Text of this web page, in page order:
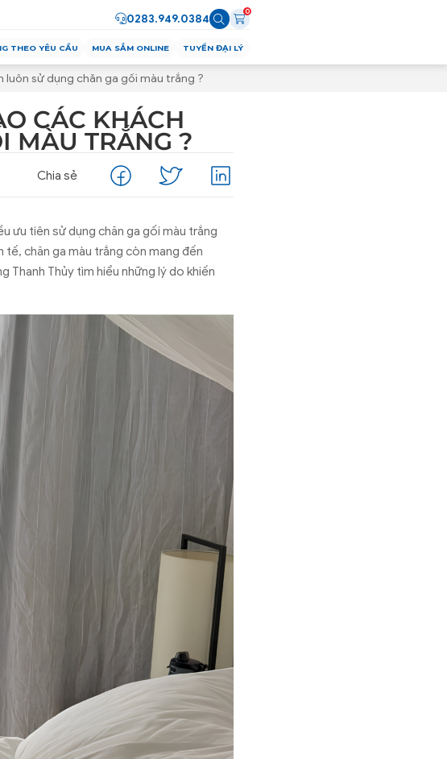
0283.949.0384
0
THEO YÊU CẦU MUA SẮM ONLINE TUYỂN ĐẠI LÝ
luôn sử dụng chăn ga gối màu trắng ?
CÁC KHÁCH
MÀU TRẮNG ?
Chia sẻ
ưu tiên sử dụng chăn ga gối màu trắng
chăn ga màu trắng còn mang đến
Thanh Thủy tìm hiểu những lý do khiến